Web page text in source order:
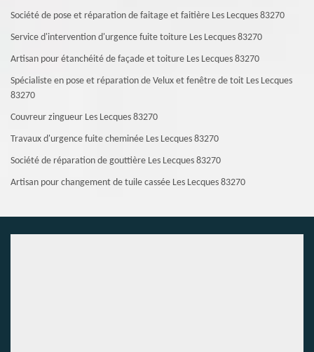
Société de pose et réparation de faitage et faitière Les Lecques 83270
Service d'intervention d'urgence fuite toiture Les Lecques 83270
Artisan pour étanchéité de façade et toiture Les Lecques 83270
Spécialiste en pose et réparation de Velux et fenêtre de toit Les Lecques
83270
Couvreur zingueur Les Lecques 83270
Travaux d'urgence fuite cheminée Les Lecques 83270
Société de réparation de gouttière Les Lecques 83270
Artisan pour changement de tuile cassée Les Lecques 83270